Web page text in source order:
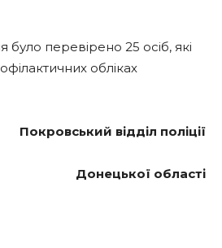
перевірено 25 осіб, які
обліках
Покровський відділ поліції
Донецької області